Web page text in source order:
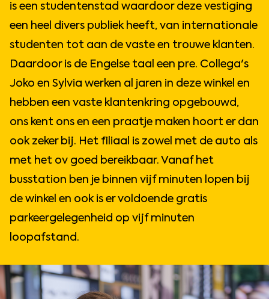
belastingvoordeel zoals
bijvoorbeeld een nieuwe fiets of
fitnessabonnement;
Extra: Ieder jaar een gratis bril of
contactlenzen!
monturen, glazen, zonnebrillen en
lenzen, die aansluiten bij de
wensen en behoeften van de klant;
Je brengt aanbiedingen en acties
onder de aandacht;
Je stelt brillen af en zorgt ervoor
dat de klant met een goed gevoel
de winkel uitstapt;
Je verricht professionele
oogmetingen volgens onze hoge
kwaliteitsnormen;
Samen met je team werk je aan
in de winkel;
Je zorgt voor een strakke en
is een studentenstad waardoor deze vestiging
een heel divers publiek heeft, van internationale
studenten tot aan de vaste en trouwe klanten.
Daardoor is de Engelse taal een pre. Collega's
Joko en Sylvia werken al jaren in deze winkel en
hebben een vaste klantenkring opgebouwd,
ons kent ons en een praatje maken hoort er dan
ook zeker bij. Het filiaal is zowel met de auto als
met het ov goed bereikbaar. Vanaf het
busstation ben je binnen vijf minuten lopen bij
de winkel en ook is er voldoende gratis
parkeergelegenheid op vijf minuten
loopafstand.